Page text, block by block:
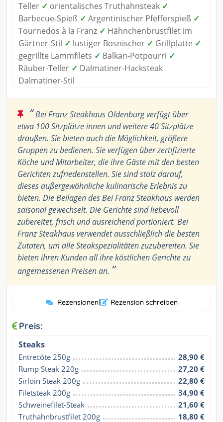
Teller ✓ orientalisches Truthahnsteak ✓
Barbecue-Spieß ✓ Argentinischer Pfefferspieß ✓
Tournedos à la Franz ✓ Hähnchenbrustfilet im
Gärtner-Stil ✓ lustiger Bosnischer ✓ Grillplatte ✓
gegrillte Lammfilets ✓ Balkan-Potpourri ✓
Räuber-Teller ✓ Dalmatiner-Hacksteak
Dalmatiner-Stil
“Bei Franz Steakhaus Oldenburg verfügt über
etwa 100 Sitzplätze innen und weitere 40 Sitzplätze
draußen. Sie bieten auch die Möglichkeit, größere
Gruppen zu bedienen. Sie verfügen über zertifizierte
Köche und Mitarbeiter, die ihre Gäste mit den besten
Gerichten zufriedenstellen. Sie sind stolz darauf,
dieses außergewöhnliche kulinarische Erlebnis zu
bieten. Die Beilagen des Bei Franz Steakhaus werden
saisonal gewechselt. Die Gerichte sind liebevoll
zubereitet, frisch und ausreichend portioniert. Bei
Franz Steakhaus verwendet ausschließlich die besten
Zutaten, um alle Steakspezialitäten zuzubereiten. Sie
bieten ihren Kunden all ihre köstlichen Gerichte zu
angemessenen Preisen an. ”
Rezensionen| Rezension schreiben
Preis:
Steaks
Entrecôte 250g
28,90 €
Rump Steak 220g
27,20 €
Sirloin Steak 200g
22,80 €
Filetsteak 200g
34,90 €
Schweinefilet-Steak
21,60 €
Truthahnbrustfilet 200g
18,80 €